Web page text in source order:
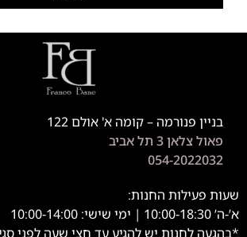
בניין פנורמה – קומה א' אולם 122
פאול צלאן 3 תל אביב
054-2022032
שעות פעילות החנות:
א’-ה’ 10:00-18:30 | ימי שישי: 10:00-14:00
*בהגעה לחנות יש להגיע עד חצי שעה לפני